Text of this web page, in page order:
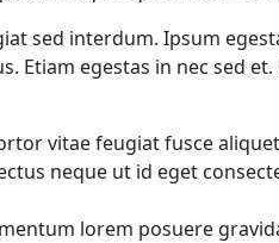
sed interdum. Ipsum
Etiam egestas in nec sed
vitae feugiat fusce
neque ut id eget
lorem posuere